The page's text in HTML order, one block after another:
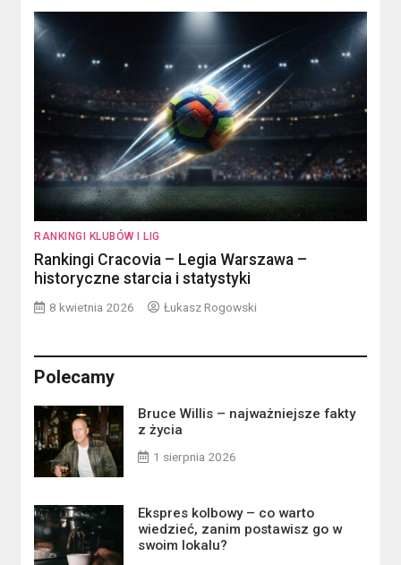
RANKINGI KLUBÓW I LIG
Rankingi Cracovia – Legia Warszawa –
historyczne starcia i statystyki
8 kwietnia 2026 Łukasz Rogowski
Polecamy
Bruce Willis – najważniejsze fakty
z życia
1 sierpnia 2026
Ekspres kolbowy – co warto
wiedzieć, zanim postawisz go w
swoim lokalu?